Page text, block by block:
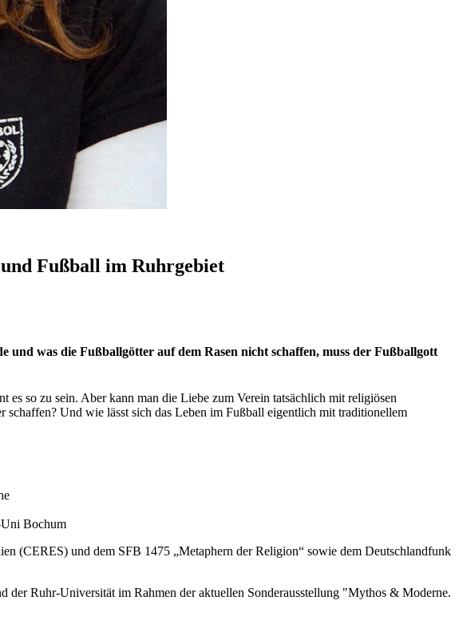
Fußball im Ruhrgebiet
was die Fußballgötter auf dem Rasen nicht schaffen, muss der Fußballgott
es so zu sein. Aber kann man die Liebe zum Verein tatsächlich mit religiösen
schaffen? Und wie lässt sich das Leben im Fußball eigentlich mit traditionellem
Uni Bochum
(CERES) und dem SFB 1475 „Metaphern der Religion“ sowie dem Deutschlandfunk
der Ruhr-Universität im Rahmen der aktuellen Sonderausstellung "Mythos & Moderne.